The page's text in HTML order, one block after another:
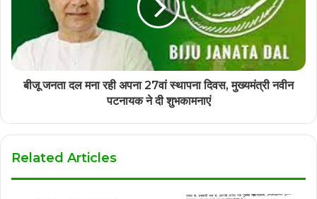
बीजू जनता दल मना रही अपना 27वां स्थापना दिवस, मुख्यमंत्री नवीन
पटनायक ने दी शुभकामनाएं
Related Articles